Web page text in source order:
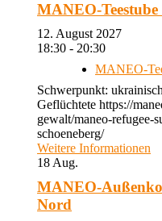
MANEO-Teestube
12. August 2027
18:30 - 20:30
MANEO-
Schwerpunkt:
Geflüchtete https://
gewalt/maneo-refugee-
schoeneberg/
Weitere Informationen
18 Aug.
MANEO-
Nord